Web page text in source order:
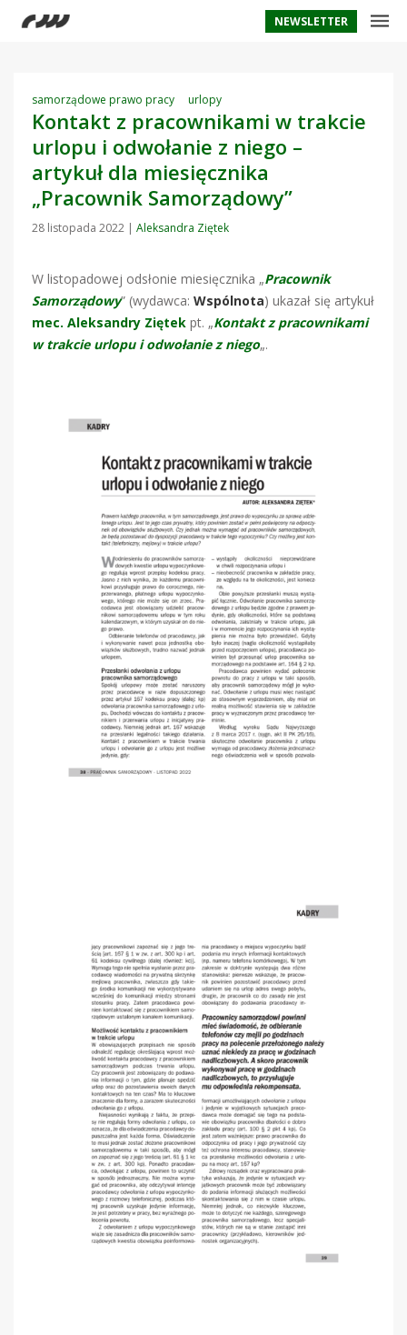
NEWSLETTER
samorządowe prawo pracy urlopy
Kontakt z pracownikami w trakcie
urlopu i odwołanie z niego –
artykuł dla miesięcznika
„Pracownik Samorządowy”
28 listopada 2022 | Aleksandra Ziętek
W listopadowej odsłonie miesięcznika „Pracownik
Samorządowy” (wydawca: Wspólnota) ukazał się artykuł
mec. Aleksandry Ziętek pt. „Kontakt z pracownikami
w trakcie urlopu i odwołanie z niego„.